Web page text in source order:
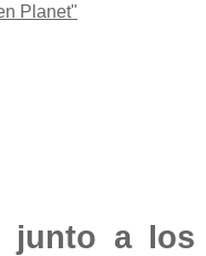
Planet"
junto a los